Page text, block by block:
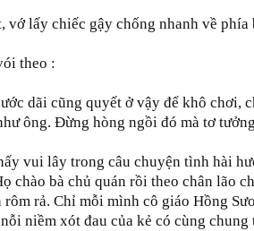
vớ lấy chiếc gậy chống nhanh về phía
theo :
dãi cũng quyết ở vậy để khô chơi,
ông. Ðừng hòng ngồi đó mà tơ
vui lây trong câu chuyện tình hài
chào bà chủ quán rồi theo chân lão
rôm rả. Chỉ mỗi mình cô giáo Hồng
niềm xót đau của kẻ có cùng chung